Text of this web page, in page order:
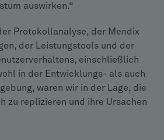
auswirken.“
Protokollanalyse, der Mendix
der Leistungstools und der
einschließlich
in der Entwicklungs- als auch
waren wir in der Lage, die
zu replizieren und ihre Ursachen